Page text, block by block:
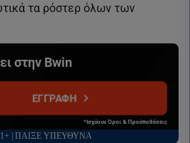
τα ρόστερ όλων των
στην Bwin
ΕΓΓΡΑΦΗ
*Ισχύουν Όροι & Προϋποθέσεις
| ΠΑΙΞΕ ΥΠΕΥΘΥΝΑ